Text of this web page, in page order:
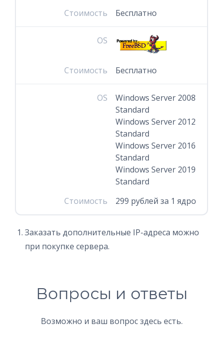
Стоимость Бесплатно
OS
Стоимость Бесплатно
OS
Windows Server 2008
Standard
Windows Server 2012
Standard
Windows Server 2016
Standard
Windows Server 2019
Standard
Стоимость
299 рублей за 1 ядро
Заказать дополнительные IP-адреса можно
при покупке сервера.
Вопросы и ответы
Возможно и ваш вопрос здесь есть.